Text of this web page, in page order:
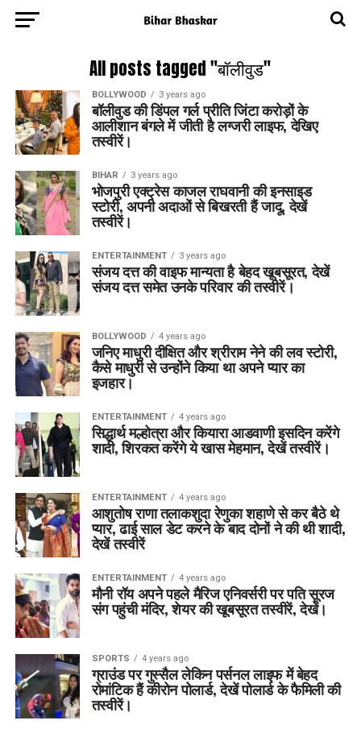
All posts tagged "बॉलीवुड"
BOLLYWOOD 3 years ago
बॉलीवुड की डिंपल गर्ल प्रीति जिंटा करोड़ों के
आलीशान बंगले में जीती है लग्जरी लाइफ, देखिए
तस्वीरें।
BIHAR 3 years ago
भोजपुरी एक्ट्रेस काजल राघवानी की इनसाइड
स्टोरी, अपनी अदाओं से बिखरती हैं जादू, देखें
तस्वीरें।
ENTERTAINMENT 3 years ago
संजय दत्त की वाइफ मान्यता है बेहद खूबसूरत, देखें
संजय दत्त समेत उनके परिवार की तस्वीरें।
BOLLYWOOD 4 years ago
जनिए माधुरी दीक्षित और श्रीराम नेने की लव स्टोरी,
कैसे माधुरी से उन्होंने किया था अपने प्यार का
इजहार।
ENTERTAINMENT 4 years ago
सिद्धार्थ मल्होत्रा और कियारा आडवाणी इसदिन करेंगे
शादी, शिरकत करेंगे ये खास मेहमान, देखें तस्वीरें।
ENTERTAINMENT 4 years ago
आशुतोष राणा तलाकशुदा रेणुका शहाणे से कर बैठे थे
प्यार, ढाई साल डेट करने के बाद दोनों ने की थी शादी,
देखें तस्वीरें
ENTERTAINMENT 4 years ago
मौनी रॉय अपने पहले मैरिज एनिवर्सरी पर पति सूरज
संग पहुंची मंदिर, शेयर की खूबसूरत तस्वीरें, देखें।
SPORTS 4 years ago
ग्राउंड पर गुस्सैल लेकिन पर्सनल लाइफ में बेहद
रोमांटिक हैं कीरोन पोलार्ड, देखें पोलार्ड के फैमिली की
तस्वीरें।